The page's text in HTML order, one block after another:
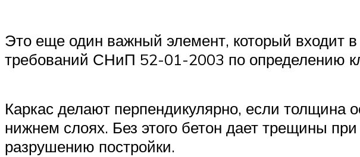
Это еще один важный элемент, который входит
требований СНиП 52-01-2003 по определению
Каркас делают перпендикулярно, если толщина
нижнем слоях. Без этого бетон дает трещины
разрушению постройки.